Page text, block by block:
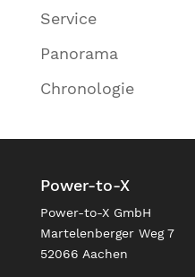
Service
Panorama
Chronologie
Power-to-X
Power-to-X GmbH
Martelenberger Weg 7
52066 Aachen